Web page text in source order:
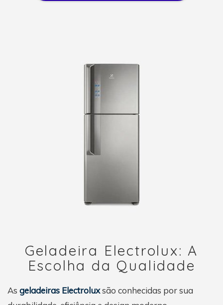
Geladeira Electrolux: A
Escolha da Qualidade
As geladeiras Electroluxsão conhecidas por sua